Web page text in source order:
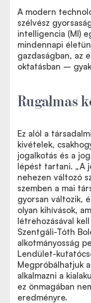
A modern
szélvész
intelligencia (MI)
mindennapi
gazdaságban, az
oktatásban –
Rugalmas
Ez alól a
kivételek,
jogalkotás és a
lépést tartani. „A
nehezen változó
szemben a mai
gyorsan változik,
olyan kihívások,
létrehozásával
Szentgáli-Tóth
alkotmányosság
Lendület-
Megpróbálhatjuk
alkalmazni a
ez önmagában
eredményre.